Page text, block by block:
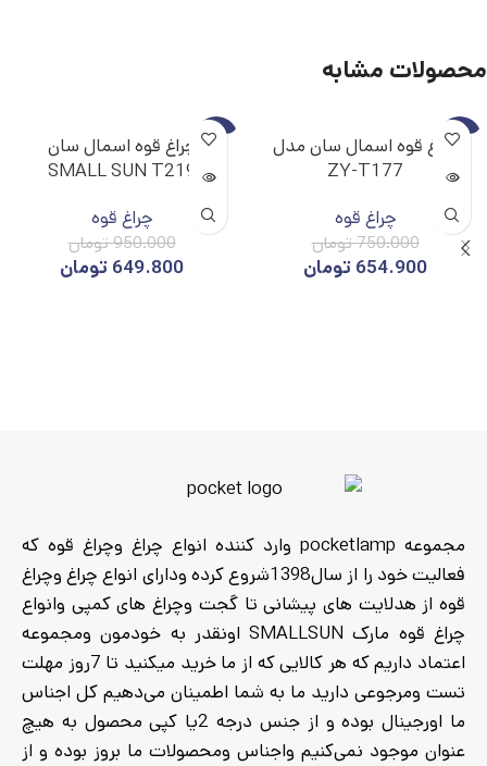
محصولات مشابه
-13%
ناموجو
چراغ قوه اسمال سان مدل
ZY-T177
چراغ قوه
750.000تومان
654.900 تومان
-32%
ناموجو
چراغ قوه اسمال سان
SMALL SUN T219
چراغ قوه
950.000تومان
649.800 تومان
مجموعه pocketlamp وارد کننده انواع چراغ وچراغ قوه که
فعالیت خود را از سال1398شروع کرده ودارای انواع چراغ وچراغ
قوه از هدلایت های پیشانی تا گجت وچراغ های کمپی وانواع
چراغ قوه مارک SMALLSUN اونقدر به خودمون ومجموعه
اعتماد داریم که هر کالایی که از ما خرید میکنید تا 7روز مهلت
تست ومرجوعی دارید ما به شما اطمینان می‌دهیم کل اجناس
ما اورجینال بوده و از جنس درجه 2یا کپی محصول به هیچ
عنوان موجود نمی‌کنیم واجناس ومحصولات ما بروز بوده و از